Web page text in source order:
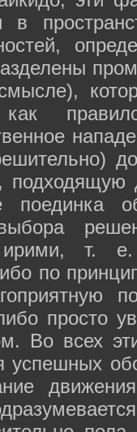
в
как
подходящую
поединка
т. е.
по
просто
Во всех
успешных